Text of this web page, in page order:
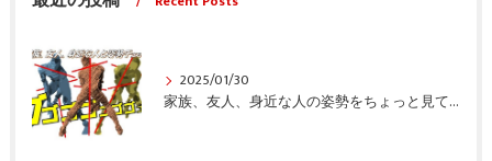
2025/01/30
家族、友人、身近な人の姿勢をちょっと見てみませんか？